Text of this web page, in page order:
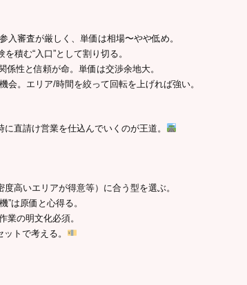
入審査が厳しく、単価は相場〜やや低め。
積む“入口”として割り切る。
性と信頼が命。単価は交渉余地大。
。エリア/時間を絞って回転を上げれば強い。
直請け営業を仕込んでいくのが王道。
高いエリアが得意等）に合う型を選ぶ。
”は原価と心得る。
業の明文化必須。
トで考える。